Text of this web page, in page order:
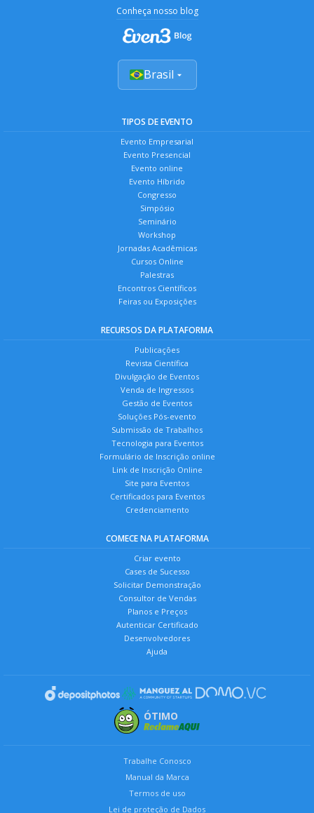
Conheça nosso blog
Brasil
TIPOS DE EVENTO
Evento Empresarial
Evento Presencial
Evento online
Evento Híbrido
Congresso
Simpósio
Seminário
Workshop
Jornadas Acadêmicas
Cursos Online
Palestras
Encontros Científicos
Feiras ou Exposições
RECURSOS DA PLATAFORMA
Publicações
Revista Científica
Divulgação de Eventos
Venda de Ingressos
Gestão de Eventos
Soluções Pós-evento
Submissão de Trabalhos
Tecnologia para Eventos
Formulário de Inscrição online
Link de Inscrição Online
Site para Eventos
Certificados para Eventos
Credenciamento
COMECE NA PLATAFORMA
Criar evento
Cases de Sucesso
Solicitar Demonstração
Consultor de Vendas
Planos e Preços
Autenticar Certificado
Desenvolvedores
Ajuda
ÓTIMO
Trabalhe Conosco
Manual da Marca
Termos de uso
Lei de proteção de Dados